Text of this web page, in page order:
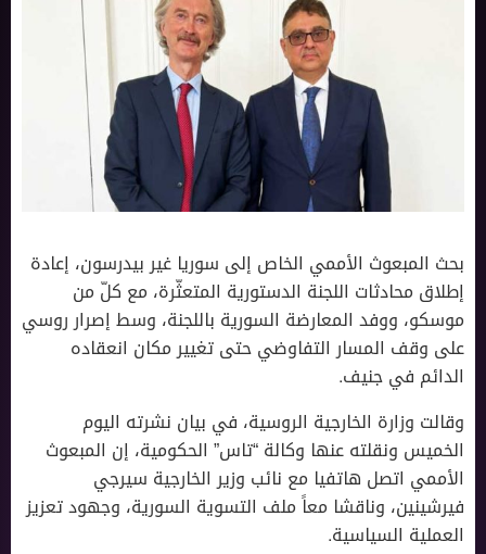
بحث المبعوث الأممي الخاص إلى سوريا غير بيدرسون، إعادة
إطلاق محادثات اللجنة الدستورية المتعثّرة، مع كلّ من
موسكو، ووفد المعارضة السورية باللجنة، وسط إصرار روسي
على وقف المسار التفاوضي حتى تغيير مكان انعقاده
الدائم في جنيف.
وقالت وزارة الخارجية الروسية، في بيان نشرته اليوم
الخميس ونقلته عنها وكالة “تاس” الحكومية، إن المبعوث
اﻷممي اتصل هاتفيا مع نائب وزير الخارجية سيرجي
فيرشينين، وناقشا معاً ملف التسوية السورية، وجهود تعزيز
العملية السياسية.